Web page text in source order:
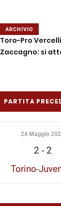
ARCHIVIO
Toro-Pro
Zaccagno: si
PARTITA
24 Maggio
2 - 2
Torino-